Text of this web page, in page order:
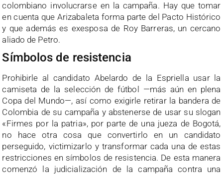
colombiano involucrarse en la campaña. Hay que tomar
en cuenta que Arizabaleta forma parte del Pacto Histórico
y que además es exesposa de Roy Barreras, un cercano
aliado de Petro.
Símbolos de resistencia
Prohibirle al candidato Abelardo de la Espriella usar la
camiseta de la selección de fútbol —más aún en plena
Copa del Mundo—, así como exigirle retirar la bandera de
Colombia de su campaña y abstenerse de usar su slogan
«Firmes por la patria», por parte de una jueza de Bogotá,
no hace otra cosa que convertirlo en un candidato
perseguido, victimizarlo y transformar cada una de estas
restricciones en símbolos de resistencia. De esta manera
comenzó la judicialización de la campaña contra una